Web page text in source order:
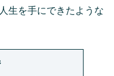
生を手にできたような